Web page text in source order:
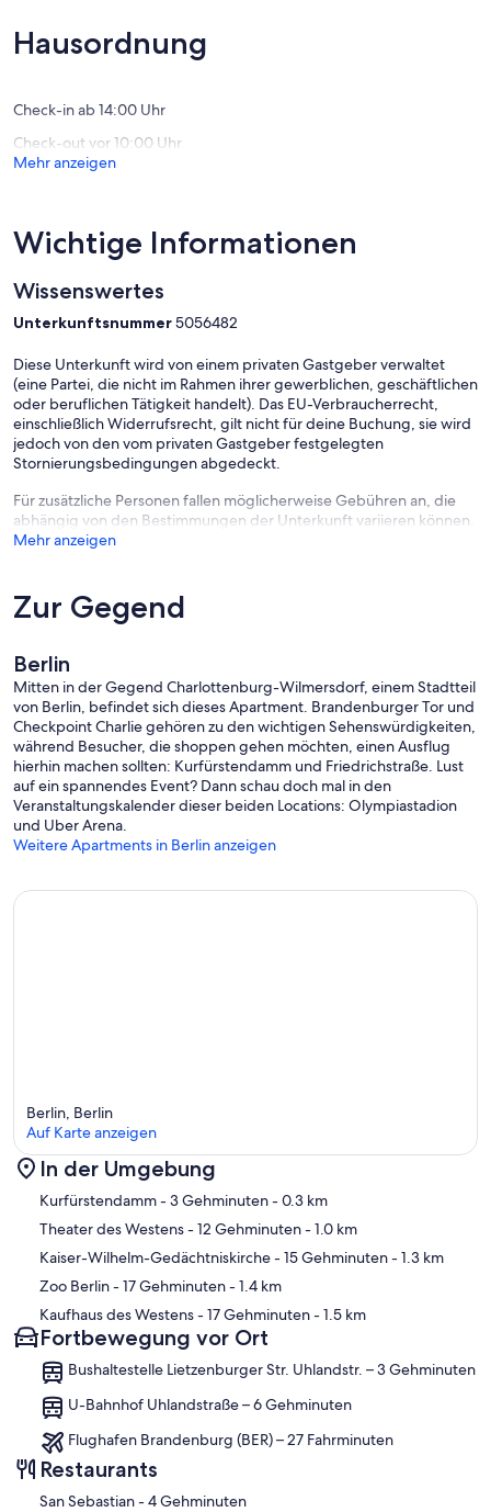
(37
Bewertungen)
Hausordnung
Check-in ab 14:00 Uhr
Check-out vor 10:00 Uhr
Mehr anzeigen
Wichtige Informationen
Wissenswertes
Unterkunftsnummer5056482
Diese Unterkunft wird von einem privaten Gastgeber verwaltet
(eine Partei, die nicht im Rahmen ihrer gewerblichen, geschäftlichen
oder beruflichen Tätigkeit handelt). Das EU-Verbraucherrecht,
einschließlich Widerrufsrecht, gilt nicht für deine Buchung, sie wird
jedoch von den vom privaten Gastgeber festgelegten
Stornierungsbedingungen abgedeckt.
Für zusätzliche Personen fallen möglicherweise Gebühren an, die
abhängig von den Bestimmungen der Unterkunft variieren können.
Mehr anzeigen
Zur Gegend
Berlin
Mitten in der Gegend Charlottenburg-Wilmersdorf, einem Stadtteil
von Berlin, befindet sich dieses Apartment. Brandenburger Tor und
Checkpoint Charlie gehören zu den wichtigen Sehenswürdigkeiten,
während Besucher, die shoppen gehen möchten, einen Ausflug
hierhin machen sollten: Kurfürstendamm und Friedrichstraße. Lust
auf ein spannendes Event? Dann schau doch mal in den
Veranstaltungskalender dieser beiden Locations: Olympiastadion
und Uber Arena.
Weitere Apartments in Berlin anzeigen
Karte
Berlin, Berlin
Auf Karte anzeigen
In der Umgebung
Kurfürstendamm- 3 Gehminuten- 0.3 km
Theater des Westens- 12 Gehminuten- 1.0 km
Kaiser-Wilhelm-Gedächtniskirche- 15 Gehminuten- 1.3 km
Zoo Berlin- 17 Gehminuten- 1.4 km
Kaufhaus des Westens- 17 Gehminuten- 1.5 km
Fortbewegung vor Ort
Bushaltestelle Lietzenburger Str. Uhlandstr. – 3 Gehminuten
U-Bahnhof Uhlandstraße – 6 Gehminuten
Flughafen Brandenburg (BER) – 27 Fahrminuten
Restaurants
‪San Sebastian - ‬4 Gehminuten